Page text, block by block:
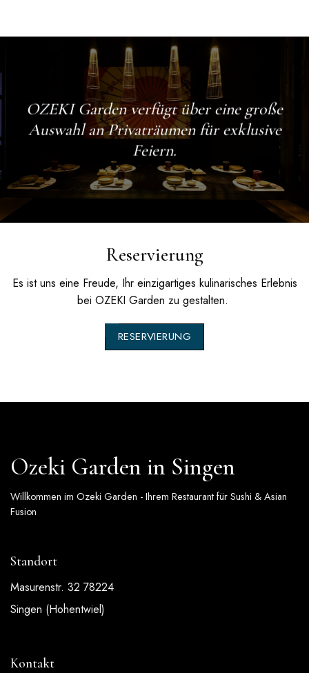
OZEKI Gardenverfügt über eine große
Auswahl an Privaträumen für exklusive
Feiern.
Reservierung
Es ist uns eine Freude, Ihr einzigartiges kulinarisches Erlebnis
bei OZEKI Garden zu gestalten.
RESERVIERUNG
Ozeki Garden in Singen
Willkommen im Ozeki Garden - Ihrem Restaurant für Sushi & Asian
Fusion
Standort
Masurenstr. 32 78224
Singen (Hohentwiel)
Kontakt